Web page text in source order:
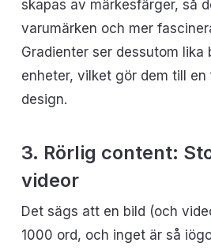
skapas av märkesfärger, så
varumärken och mer
Gradienter ser dessutom lika
enheter, vilket gör dem till
design.
3. Rörlig content:
videor
Det sägs att en bild (och
1000 ord, och inget är så